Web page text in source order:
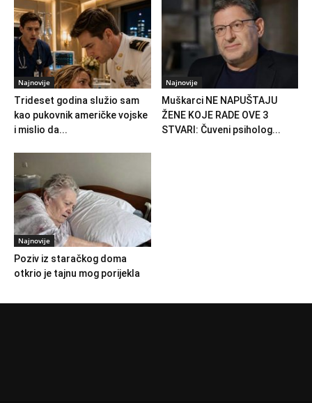
Najnovije
Trideset godina služio sam
kao pukovnik američke vojske
i mislio da...
Najnovije
Muškarci NE NAPUŠTAJU
ŽENE KOJE RADE OVE 3
STVARI: Čuveni psiholog...
Najnovije
Poziv iz staračkog doma
otkrio je tajnu mog porijekla